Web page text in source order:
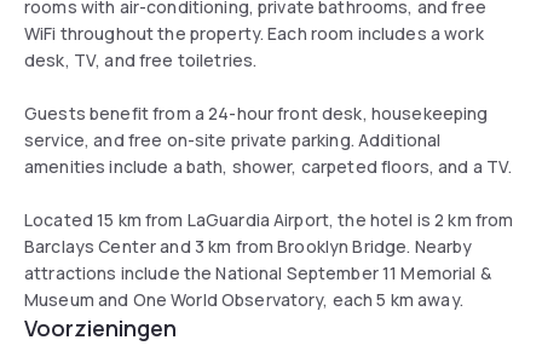
rooms with air-conditioning, private bathrooms, and free
WiFi throughout the property. Each room includes a work
desk, TV, and free toiletries.
Guests benefit from a 24-hour front desk, housekeeping
service, and free on-site private parking. Additional
amenities include a bath, shower, carpeted floors, and a TV.
Located 15 km from LaGuardia Airport, the hotel is 2 km from
Barclays Center and 3 km from Brooklyn Bridge. Nearby
attractions include the National September 11 Memorial &
Museum and One World Observatory, each 5 km away.
Voorzieningen